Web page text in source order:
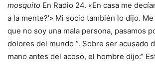
mosquito En Radio 24. «En casa me
a la mente?'» Mi socio también lo dijo.
que no soy una mala persona, pasamos
dolores del mundo ”. Sobre ser acusado
mano antes del acoso, el hombre dijo:“